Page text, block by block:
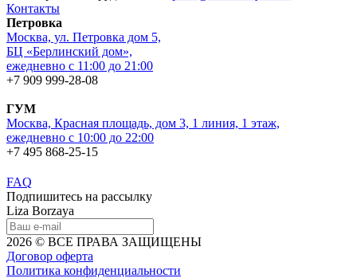
Контакты
Петровка
Москва, ул. Петровка дом 5,
БЦ «Берлинский дом»,
ежедневно с 11:00 до 21:00
+7 909 999-28-08
ГУМ
Москва, Красная площадь, дом 3, 1 линия, 1 этаж,
ежедневно с 10:00 до 22:00
+7 495 868-25-15
FAQ
Подпишитесь на рассылку
Liza Borzaya
2026 © ВСЕ ПРАВА ЗАЩИЩЕНЫ
Договор оферта
Политика конфиденциальности